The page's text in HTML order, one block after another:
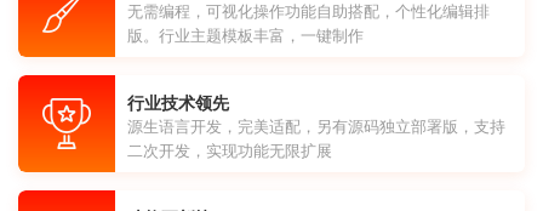
无需编程，可视化操作功能自助搭配，个性化编辑排
版。行业主题模板丰富，一键制作
行业技术领先
源生语言开发，完美适配，另有源码独立部署版，支持
二次开发，实现功能无限扩展